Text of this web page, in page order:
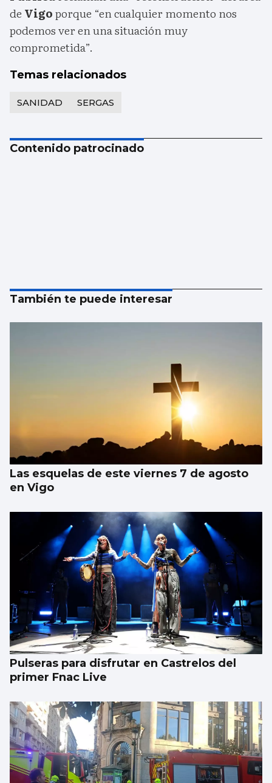
de Vigoporque “en cualquier momento nos
podemos ver en una situación muy
comprometida”.
Temas relacionados
SANIDAD SERGAS
Contenido patrocinado
También te puede interesar
Las esquelas de este viernes 7 de agosto
en Vigo
Pulseras para disfrutar en Castrelos del
primer Fnac Live